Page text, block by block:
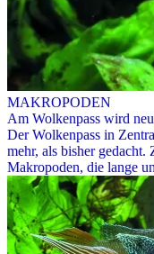
MAKROPODEN
Am Wolkenpass wird
Der Wolkenpass in
mehr, als bisher
Makropoden, die lange